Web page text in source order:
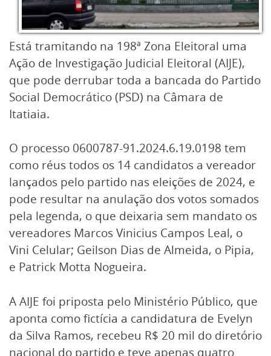
Está tramitando na 198ª Zona Eleitoral uma
Ação de Investigação Judicial Eleitoral (AIJE),
que pode derrubar toda a bancada do Partido
Social Democrático (PSD) na Câmara de
Itatiaia.
O processo 0600787-91.2024.6.19.0198 tem
como réus todos os 14 candidatos a vereador
lançados pelo partido nas eleições de 2024, e
pode resultar na anulação dos votos somados
pela legenda, o que deixaria sem mandato os
vereadores Marcos Vinicius Campos Leal, o
Vini Celular; Geilson Dias de Almeida, o Pipia,
e Patrick Motta Nogueira.
A AIJE foi priposta pelo Ministério Público, que
aponta como fictícia a candidatura de Evelyn
da Silva Ramos, recebeu R$ 20 mil do diretório
nacional do partido e teve apenas quatro